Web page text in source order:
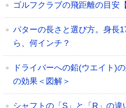
ゴルフクラブの飛距離の目安
パターの長さと選び方。身長
ら、何インチ？
ドライバーへの鉛(ウエイト)
の効果＜図解＞
シャフトの「S」と「R」の